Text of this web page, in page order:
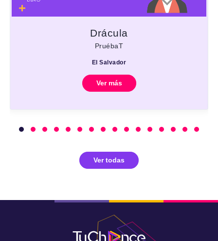
Drácula
PruébaT
El Salvador
Ver más
Ver todas